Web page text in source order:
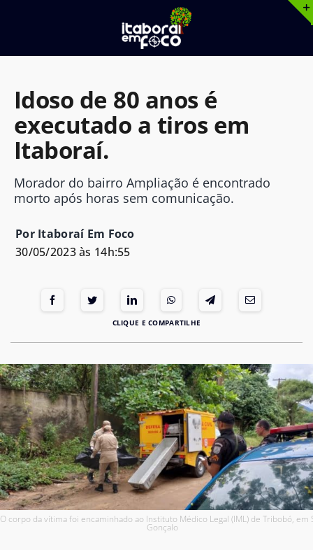
o
Idoso de 80 anos é
executado a tiros em
Itaboraí.
Morador do bairro Ampliação é encontrado
morto após horas sem comunicação.
Por Itaboraí Em Foco
30/05/2023 às 14h:55
O corpo da vítima foi encaminhado ao Instituto Médico Legal (IML) de Tribobó, em
Gonçalo